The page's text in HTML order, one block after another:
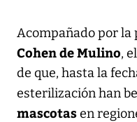
Acompañado por la
Cohen de Mulino,
de que, hasta la
esterilización han
mascotasen